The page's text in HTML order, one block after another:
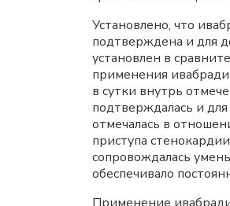
Установлено, что
подтверждена и для
установлен в
применения
в сутки внутрь
подтверждалась и
отмечалась в
приступа
сопровождалась
обеспечивало